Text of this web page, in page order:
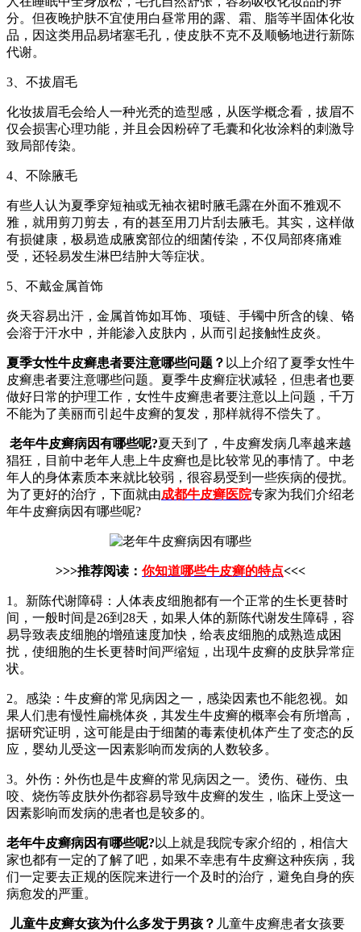
分。但夜晚护肤不宜使用白昼常用的露、霜、脂等半固体化妆
品，因这类用品易堵塞毛孔，使皮肤不克不及顺畅地进行新陈
代谢。
3、不拔眉毛
化妆拔眉毛会给人一种光秃的造型感，从医学概念看，拔眉不
仅会损害心理功能，并且会因粉碎了毛囊和化妆涂料的刺激导
致局部传染。
4、不除腋毛
有些人认为夏季穿短袖或无袖衣裙时腋毛露在外面不雅观不
雅，就用剪刀剪去，有的甚至用刀片刮去腋毛。其实，这样做
有损健康，极易造成腋窝部位的细菌传染，不仅局部疼痛难
受，还轻易发生淋巴结肿大等症状。
5、不戴金属首饰
炎天容易出汗，金属首饰如耳饰、项链、手镯中所含的镍、铬
会溶于汗水中，并能渗入皮肤内，从而引起接触性皮炎。
夏季女性牛皮癣患者要注意哪些问题？ 以上介绍了夏季女性牛
皮癣患者要注意哪些问题。夏季牛皮癣症状减轻，但患者也要
做好日常的护理工作，女性牛皮癣患者要注意以上问题，千万
不能为了美丽而引起牛皮癣的复发，那样就得不偿失了。
老年牛皮癣病因有哪些呢?夏天到了，牛皮癣发病几率越来越
猖狂，目前中老年人患上牛皮癣也是比较常见的事情了。中老
年人的身体素质本来就比较弱，很容易受到一些疾病的侵扰。
为了更好的治疗，下面就由成都牛皮癣医院专家为我们介绍老
年牛皮癣病因有哪些呢?
>>>推荐阅读： 你知道哪些牛皮癣的特点<<<
1。新陈代谢障碍：人体表皮细胞都有一个正常的生长更替时
间，一般时间是26到28天，如果人体的新陈代谢发生障碍，容
易导致表皮细胞的增殖速度加快，给表皮细胞的成熟造成困
扰，使细胞的生长更替时间严缩短，出现牛皮癣的皮肤异常症
状。
2。感染：牛皮癣的常见病因之一，感染因素也不能忽视。如
果人们患有慢性扁桃体炎，其发生牛皮癣的概率会有所增高，
据研究证明，这可能是由于细菌的毒素使机体产生了变态的反
应，婴幼儿受这一因素影响而发病的人数较多。
3。外伤：外伤也是牛皮癣的常见病因之一。烫伤、碰伤、虫
咬、烧伤等皮肤外伤都容易导致牛皮癣的发生，临床上受这一
因素影响而发病的患者也是较多的。
老年牛皮癣病因有哪些呢? 以上就是我院专家介绍的，相信大
家也都有一定的了解了吧，如果不幸患有牛皮癣这种疾病，我
们一定要去正规的医院来进行一个及时的治疗，避免自身的疾
病愈发的严重。
儿童牛皮癣女孩为什么多发于男孩？ 儿童牛皮癣患者女孩要